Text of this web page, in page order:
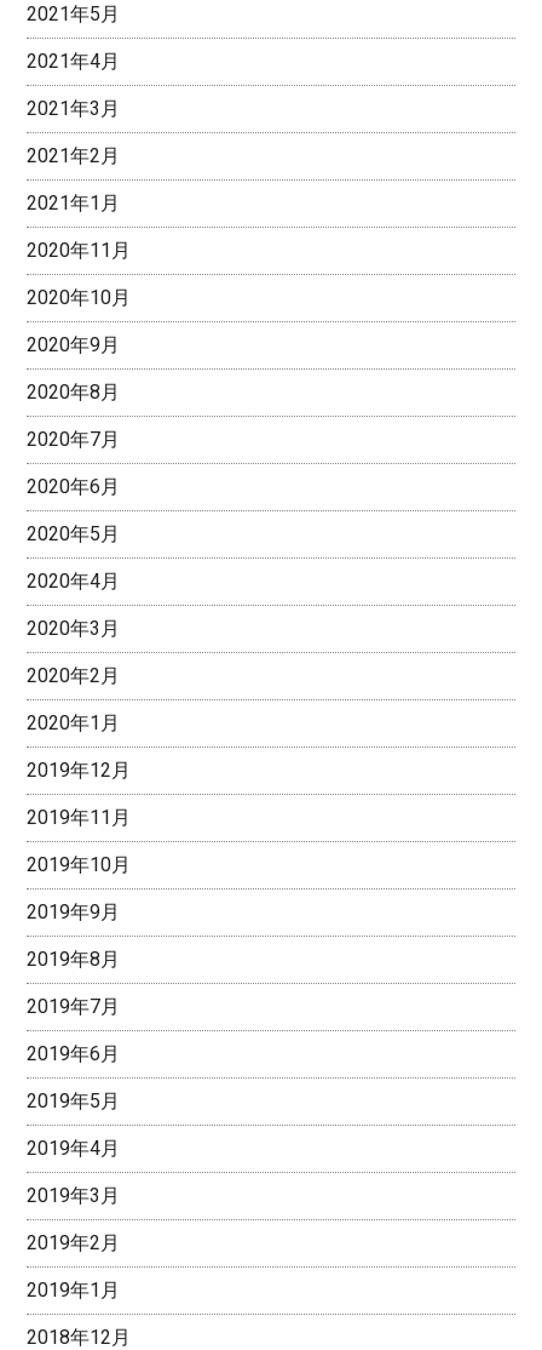
2021年5月
2021年4月
2021年3月
2021年2月
2021年1月
2020年11月
2020年10月
2020年9月
2020年8月
2020年7月
2020年6月
2020年5月
2020年4月
2020年3月
2020年2月
2020年1月
2019年12月
2019年11月
2019年10月
2019年9月
2019年8月
2019年7月
2019年6月
2019年5月
2019年4月
2019年3月
2019年2月
2019年1月
2018年12月